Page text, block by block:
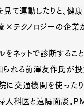
て運動したりと、健康
×テクノロジーの企業
をネットで診断するこ
られる前澤友作氏が
に交通機関を使ったり
人科医と遠隔面談。